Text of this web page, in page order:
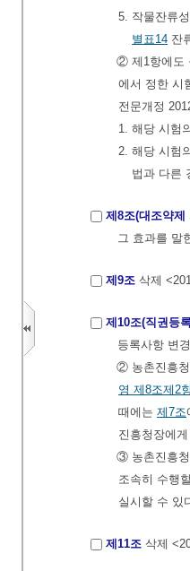
5. 작물잔류
별표14 잔
② 제1항에도
에서 정한 시
전문개정
1. 해당 시험
2. 해당 시험
법과 다른
제8조(대조약제
그 효과를 말
제9조 삭제
제10조(직권등
등록사항 변
② 농촌진흥청
영 제8조제2
때에는 제7조
진흥청장에
③ 농촌진흥청
조속히 수행
실시할 수 있
제11조 삭제